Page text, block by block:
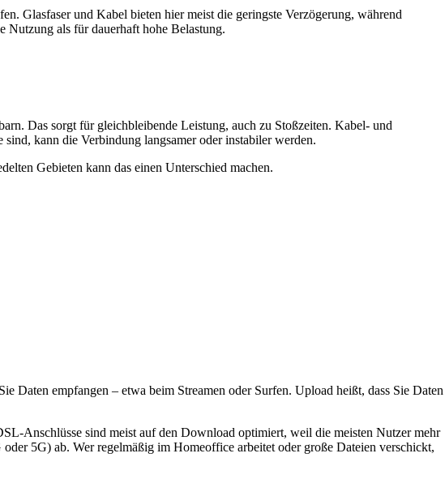
Glasfaser und Kabel bieten hier meist die geringste Verzögerung, während
Nutzung als für dauerhaft hohe Belastung.
Das sorgt für gleichbleibende Leistung, auch zu Stoßzeiten. Kabel- und
kann die Verbindung langsamer oder instabiler werden.
Gebieten kann das einen Unterschied machen.
Daten empfangen – etwa beim Streamen oder Surfen. Upload heißt, dass Sie Daten
Anschlüsse sind meist auf den Download optimiert, weil die meisten Nutzer mehr
5G) ab. Wer regelmäßig im Homeoffice arbeitet oder große Dateien verschickt,